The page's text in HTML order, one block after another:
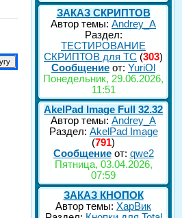
ЗАКАЗ СКРИПТОВ
Автор темы: Andrey_A
Раздел:
ТЕСТИРОВАНИЕ
СКРИПТОВ для TC (303)
Сообщение от: YuriOl
Понедельник, 29.06.2026,
11:51
AkelPad Image Full 32.32
Автор темы: Andrey_A
Раздел: AkelPad Image
(791)
Сообщениеот: qwe2
Пятница, 03.04.2026,
07:59
ЗАКАЗ КНОПОК
Автор темы: ХарВик